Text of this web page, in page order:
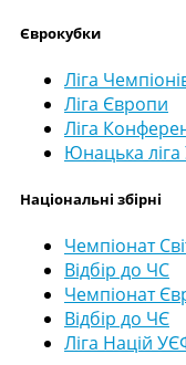
Єврокубки
Ліга
Ліга Європи
Ліга
Юнацька
Національні збірні
Чемпіонат
Відбір до ЧС
Чемпіонат
Відбір до ЧЄ
Ліга Націй